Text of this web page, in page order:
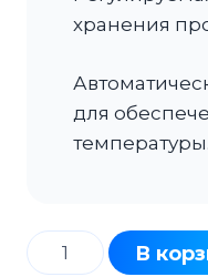
хранения
для
температуры.
КоличествоВ